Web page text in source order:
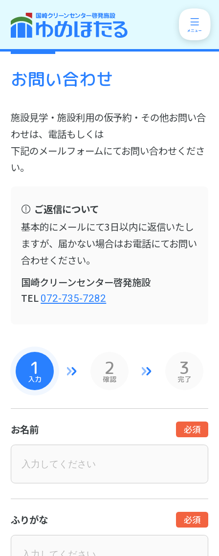
お問い合わせ
施設見学・施設利用の仮予約・その他お問い合
わせは、電話もしくは
下記のメールフォームにてお問い合わせくださ
い。
ご返信について
基本的にメールにて3日以内に返信いたし
ますが、届かない場合はお電話にてお問い
合わせください。
国崎クリーンセンター啓発施設
TEL 072-735-7282
入力 確認 完了
お名前
ふりがな